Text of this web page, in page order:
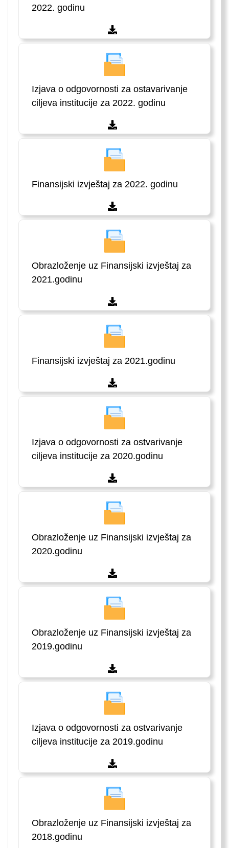
2022. godinu
Izjava o odgovornosti za ostavarivanje
ciljeva institucije za 2022. godinu
Finansijski izvještaj za 2022. godinu
Obrazloženje uz Finansijski izvještaj za
2021.godinu
Finansijski izvještaj za 2021.godinu
Izjava o odgovornosti za ostvarivanje
ciljeva institucije za 2020.godinu
Obrazloženje uz Finansijski izvještaj za
2020.godinu
Obrazloženje uz Finansijski izvještaj za
2019.godinu
Izjava o odgovornosti za ostvarivanje
ciljeva institucije za 2019.godinu
Obrazloženje uz Finansijski izvještaj za
2018.godinu